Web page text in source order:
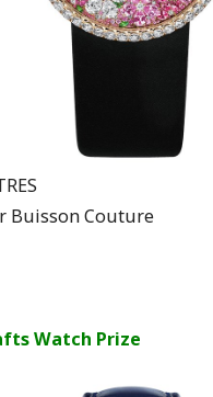
Buisson Couture
Watch Prize